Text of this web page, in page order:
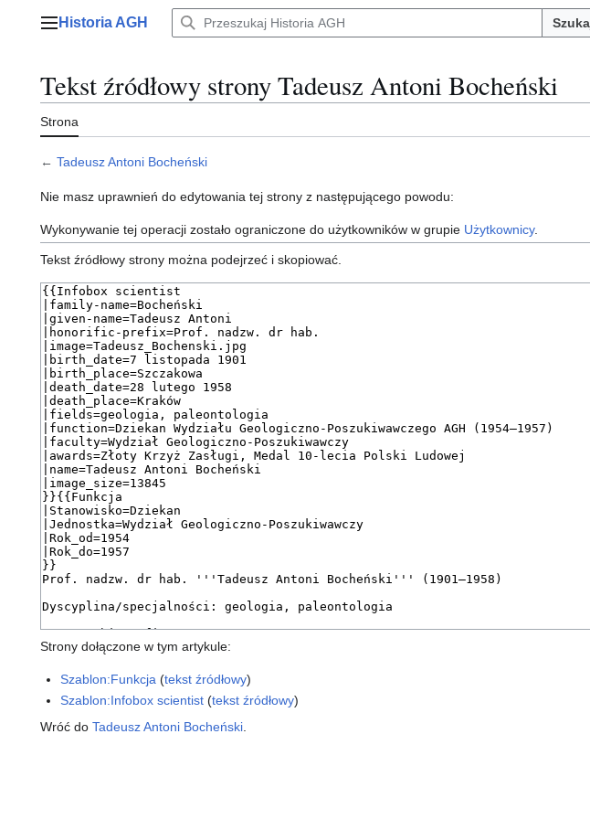
Menu główne
Historia AGH
Tekst źródłowy strony Tadeusz Antoni Bocheński
Strona
← Tadeusz Antoni Bocheński
Nie masz uprawnień do edytowania tej strony z następującego powodu:
Wykonywanie tej operacji zostało ograniczone do użytkowników w grupie Użytkownicy.
Tekst źródłowy strony można podejrzeć i skopiować.
Strony dołączone w tym artykule:
Szablon:Funkcja (tekst źródłowy)
Szablon:Infobox scientist (tekst źródłowy)
Wróć do Tadeusz Antoni Bocheński